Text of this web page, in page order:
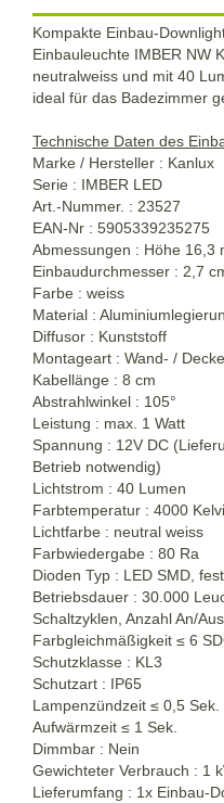
Kompakte Einbau-
Einbauleuchte IMBER NW
neutralweiss und mit 40
ideal für das Badezimmer
Technische Daten des
Marke / Hersteller : Kanlux
Serie : IMBER LED
Art.-Nummer. : 23527
EAN-Nr : 5905339235275
Abmessungen : Höhe 16,3
Einbaudurchmesser : 2,7
Farbe : weiss
Material :
Diffusor : Kunststoff
Montageart : Wand- /
Kabellänge : 8 cm
Abstrahlwinkel : 105°
Leistung : max. 1 Watt
Spannung : 12V DC
Betrieb notwendig)
Lichtstrom : 40 Lumen
Farbtemperatur : 4000
Lichtfarbe : neutral weiss
Farbwiedergabe : 80 Ra
Dioden Typ : LED SMD,
Betriebsdauer : 30.000
Schaltzyklen, Anzahl An/
Farbgleichmäßigkeit ≤ 6
Schutzklasse : KL3
Schutzart : IP65
Lampenzündzeit ≤ 0,5 Sek.
Aufwärmzeit ≤ 1 Sek.
Dimmbar : Nein
Gewichteter Verbrauch : 1
Lieferumfang : 1x Einbau-